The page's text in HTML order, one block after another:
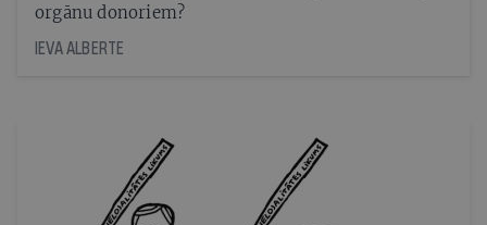
orgānu donoriem?
IEVA ALBERTE